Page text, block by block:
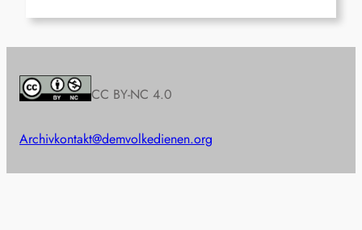
CC BY-NC 4.0
Archivkontakt@demvolkedienen.org